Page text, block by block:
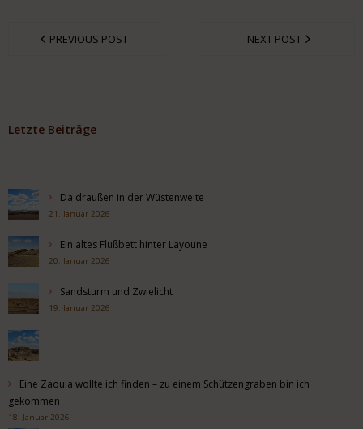
PREVIOUS POST NEXT POST
Letzte Beiträge
Da draußen in der Wüstenweite
21. Januar 2026
Ein altes Flußbett hinter Layoune
20. Januar 2026
Sandsturm und Zwielicht
19. Januar 2026
Eine Zaouia wollte ich finden – zu einem Schützengraben bin ich
gekommen
18. Januar 2026